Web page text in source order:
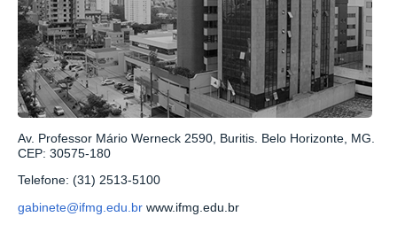
Av. Professor Mário Werneck 2590, Buritis. Belo Horizonte, MG.
CEP: 30575-180
Telefone: (31) 2513-5100
gabinete@ifmg.edu.br www.ifmg.edu.br